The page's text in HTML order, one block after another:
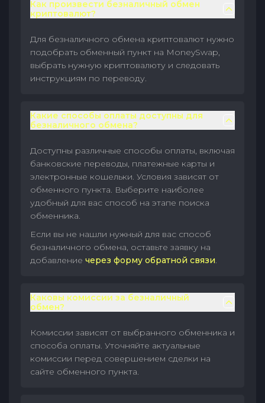
Как произвести безналичный обмен
криптовалют?
Для безналичного обмена криптовалют нужно
подобрать обменный пункт на MoneySwap,
выбрать нужную криптовалюту и следовать
инструкциям по переводу.
Какие способы оплаты доступны для
безналичного обмена?
Доступны различные способы оплаты, включая
банковские переводы, платежные карты и
электронные кошельки. Условия зависят от
обменного пункта. Выберите наиболее
удобный для вас способ на этапе поиска
обменника.
Если вы не нашли нужный для вас способ
безналичного обмена, оставьте заявку на
добавление через форму обратной связи.
Каковы комиссии за безналичный
обмен?
Комиссии зависят от выбранного обменника и
способа оплаты. Уточняйте актуальные
комиссии перед совершением сделки на
сайте обменного пункта.